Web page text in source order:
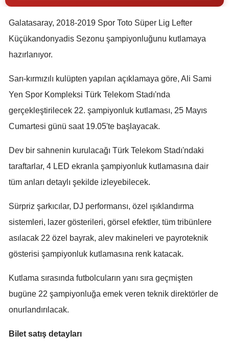
Gaziantep
Giresun
Hatay
Isparta
Mersin
İstanbul
Kastamonu
Kayseri
Kırklareli
Kırşehir
Galatasaray, 2018-2019 Spor Toto Süper Lig Lefter
Küçükandonyadis Sezonu şampiyonluğunu kutlamaya
hazırlanıyor.
Sarı-kırmızılı kulüpten yapılan açıklamaya göre, Ali Sami
Yen Spor Kompleksi Türk Telekom Stadı'nda
gerçekleştirilecek 22. şampiyonluk kutlaması, 25 Mayıs
Cumartesi günü saat 19.05'te başlayacak.
Dev bir sahnenin kurulacağı Türk Telekom Stadı'ndaki
taraftarlar, 4 LED ekranla şampiyonluk kutlamasına dair
tüm anları detaylı şekilde izleyebilecek.
Sürpriz şarkıcılar, DJ performansı, özel ışıklandırma
sistemleri, lazer gösterileri, görsel efektler, tüm tribünlere
asılacak 22 özel bayrak, alev makineleri ve payroteknik
gösterisi şampiyonluk kutlamasına renk katacak.
Kutlama sırasında futbolcuların yanı sıra geçmişten
bugüne 22 şampiyonluğa emek veren teknik direktörler de
onurlandırılacak.
Bilet satış detayları